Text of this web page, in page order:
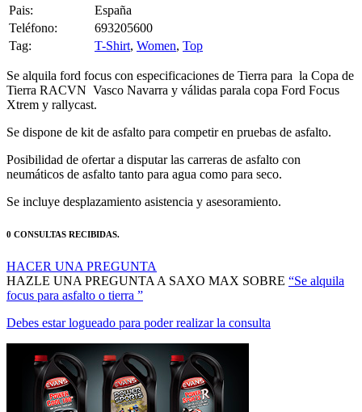
Pais:
España
Teléfono:
693205600
Tag:
T-Shirt, Women, Top
Se alquila ford focus con especificaciones de Tierra para la Copa de
Tierra RACVN Vasco Navarra y válidas parala copa Ford Focus
Xtrem y rallycast.
Se dispone de kit de asfalto para competir en pruebas de asfalto.
Posibilidad de ofertar a disputar las carreras de asfalto con
neumáticos de asfalto tanto para agua como para seco.
Se incluye desplazamiento asistencia y asesoramiento.
0 CONSULTAS RECIBIDAS.
HACER UNA PREGUNTA
HAZLE UNA PREGUNTA A SAXO MAX SOBRE “Se alquila
focus para asfalto o tierra ”
Debes estar logueado para poder realizar la consulta